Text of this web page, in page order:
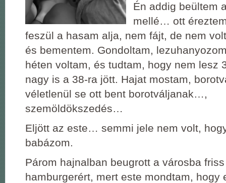
Én addig beültem
mellé… ott
feszül a hasam alja, nem fájt, de nem
és bementem. Gondoltam,
héten voltam, és tudtam, hogy nem lesz
nagy is a 38-ra jött. Hajat mostam,
véletlenül se ott bent borotváljanak…,
szemöldökszedés…
Eljött az este… semmi jele nem volt,
babázom.
Párom hajnalban beugrott a városba
hamburgerért, mert este mondtam,